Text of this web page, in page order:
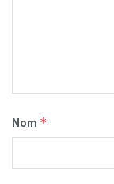
Nom *